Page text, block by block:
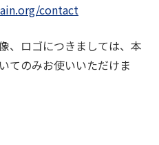
contact
、ロゴにつきましては、本
てのみお使いいただけま